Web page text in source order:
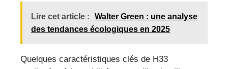
Lire cet article :
Walter Green : une analyse
des tendances écologiques en 2025
Quelques caractéristiques clés de H33